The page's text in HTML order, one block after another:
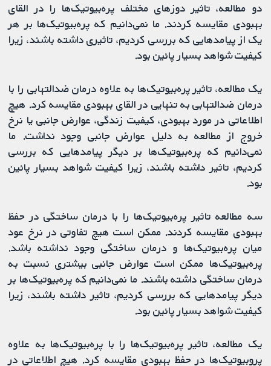
دو مطالعه، تاثیر دوزهای مختلف پره‌بیوتیک‌ها را در القای
بهبودی مقایسه کردند. ما نمی‌دانیم که پره‌بیوتیک‌ها بر هر
یک از پیامدهایی که بررسی کردیم، تاثیری داشته باشند، زیرا
کیفیت شواهد بسیار پائین بود.
یک مطالعه، تاثیر پره‌بیوتیک‌ها به‌ علاوه درمان ضدالتهابی را با
درمان ضدالتهابی به‌ تنهایی در القای بهبودی مقایسه کرد. هیچ
اطلاعاتی در مورد بهبودی، کیفیت زندگی، عوارض جانبی یا نرخ
خروج از مطالعه به دلیل عوارض جانبی وجود نداشت. ما
نمی‌دانیم که پره‌بیوتیک‌ها بر دیگر پیامدهایی که بررسی
کردیم، تاثیر داشته باشند، زیرا کیفیت شواهد بسیار پائین
بود.
سه مطالعه تاثیر پره‌بیوتیک‌ها را با درمان ساختگی در حفظ
بهبودی مقایسه کردند. ممکن است هیچ تفاوتی در نرخ عود
میان پره‌بیوتیک‌ها و درمان ساختگی وجود نداشته باشد.
پره‌بیوتیک‌ها ممکن است عوارض جانبی بیشتری نسبت به
درمان ساختگی داشته باشند. ما نمی‌دانیم که پره‌بیوتیک‌ها بر
دیگر پیامدهایی که بررسی کردیم، تاثیر داشته باشند، زیرا
کیفیت شواهد بسیار پائین بود.
یک مطالعه، تاثیر پره‌بیوتیک‌ها را با پره‌بیوتیک‏‌ها به‌ علاوه
پروبیوتیک‏‌ها در حفظ بهبودی مقایسه کرد. هیچ اطلاعاتی در